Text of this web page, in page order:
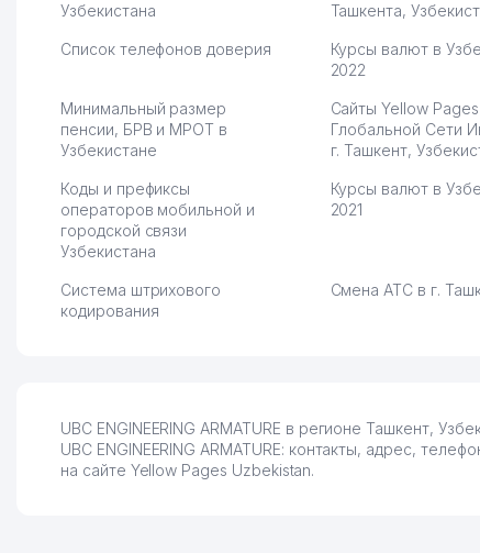
Узбекистана
Ташкента,
Список телефонов доверия
Курсы валют в
2022
Минимальный размер
пенсии, БРВ и МРОТ в
Узбекистане
Сайты Yellow
Глобальной Сети
г. Ташкент,
Коды и префиксы
операторов мобильной и
городской связи
Узбекистана
Курсы валют в
2021
Система штрихового
кодирования
Смена АТС в г.
UBC ENGINEERING ARMATURE в регионе Ташкент,
UBC ENGINEERING ARMATURE: контакты, адрес,
на сайте Yellow Pages Uzbekistan.